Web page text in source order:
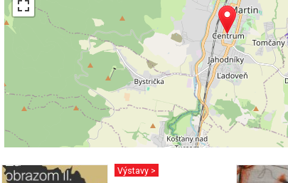
Výstavy >